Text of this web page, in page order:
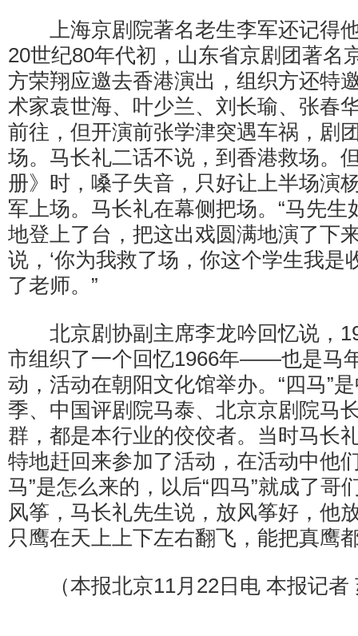
上海京剧院著名老生李军还记得
20世纪80年代初，山东省京剧团著名
方荣翔应邀去香港演出，组织方还特
术家袁世海、叶少兰、刘长瑜、张春
前往，但开演前张学津突遇车祸，剧
场。马长礼二话不说，到香港救场。
册》时，嗓子失音，只好让上半场演
军上场。马长礼在幕侧把场。“马先生
地登上了台，把这出戏圆满地演了下
说，‘你为我救了场，你这个学生我是
了老师。”
北京剧协副主席李龙吟回忆说，
市组织了一个回忆1966年——也是马
动，活动在朝阳文化馆举办。“四马”
季、中国评剧院马泰、北京京剧院马
群，都是本行业的佼佼者。当时马长
特地赶回来参加了活动，在活动中他
马”是怎么来的，以后“四马”就成了哥
风筝，马长礼先生说，放风筝好，他
只鹰在天上上下左右翻飞，能把真鹰
（本报北京11月22日电 本报记者